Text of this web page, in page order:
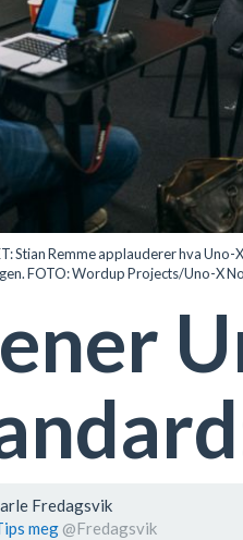
Stian Remme applauderer hva
FOTO: Wordup Projects/Uno-X
Fredagsvik
meg @Fredagsvik